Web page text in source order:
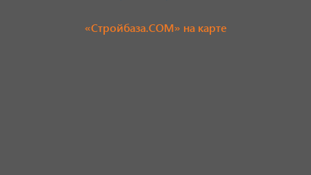
«Стройбаза.COM» на карте